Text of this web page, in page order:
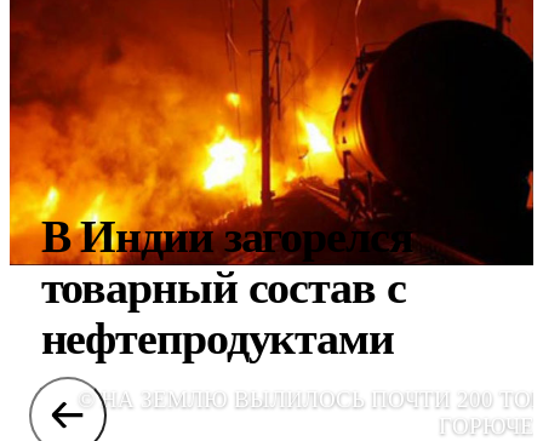
В Индии загорелся
товарный состав с
нефтепродуктами
© НА ЗЕМЛЮ ВЫЛИЛОСЬ ПОЧТИ 200